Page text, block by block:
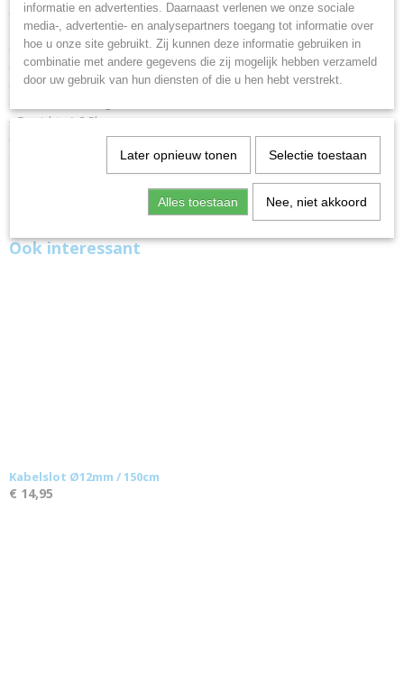
- Geleverd met 2 sleutels en sleutelnummer
- Lengte 120 cm
- ART 3 goedkeuring
- MTB ART 4114 goedkeurnummer
- Geschikt voor scooterverzekering
- Past door de velg van kleine scooters.
- Gewicht +/- 3,5kg
- Afsluitbaar sleutelgat
Ook interessant
Kabelslot Ø12mm / 150cm
€ 14,95
informatie en advertenties. Daarnaast verlenen we onze sociale
media-, advertentie- en analysepartners toegang tot informatie over
hoe u onze site gebruikt. Zij kunnen deze informatie gebruiken in
combinatie met andere gegevens die zij mogelijk hebben verzameld
door uw gebruik van hun diensten of die u hen hebt verstrekt.
Later opnieuw tonen Selectie toestaan
Alles toestaan Nee, niet akkoord